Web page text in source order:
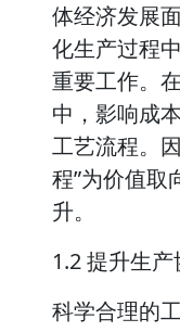
体经济发展
化生产过程
重要工作。
中，影响成
工艺流程。
程”为价值取
升。
1.2 提升生
科学合理的